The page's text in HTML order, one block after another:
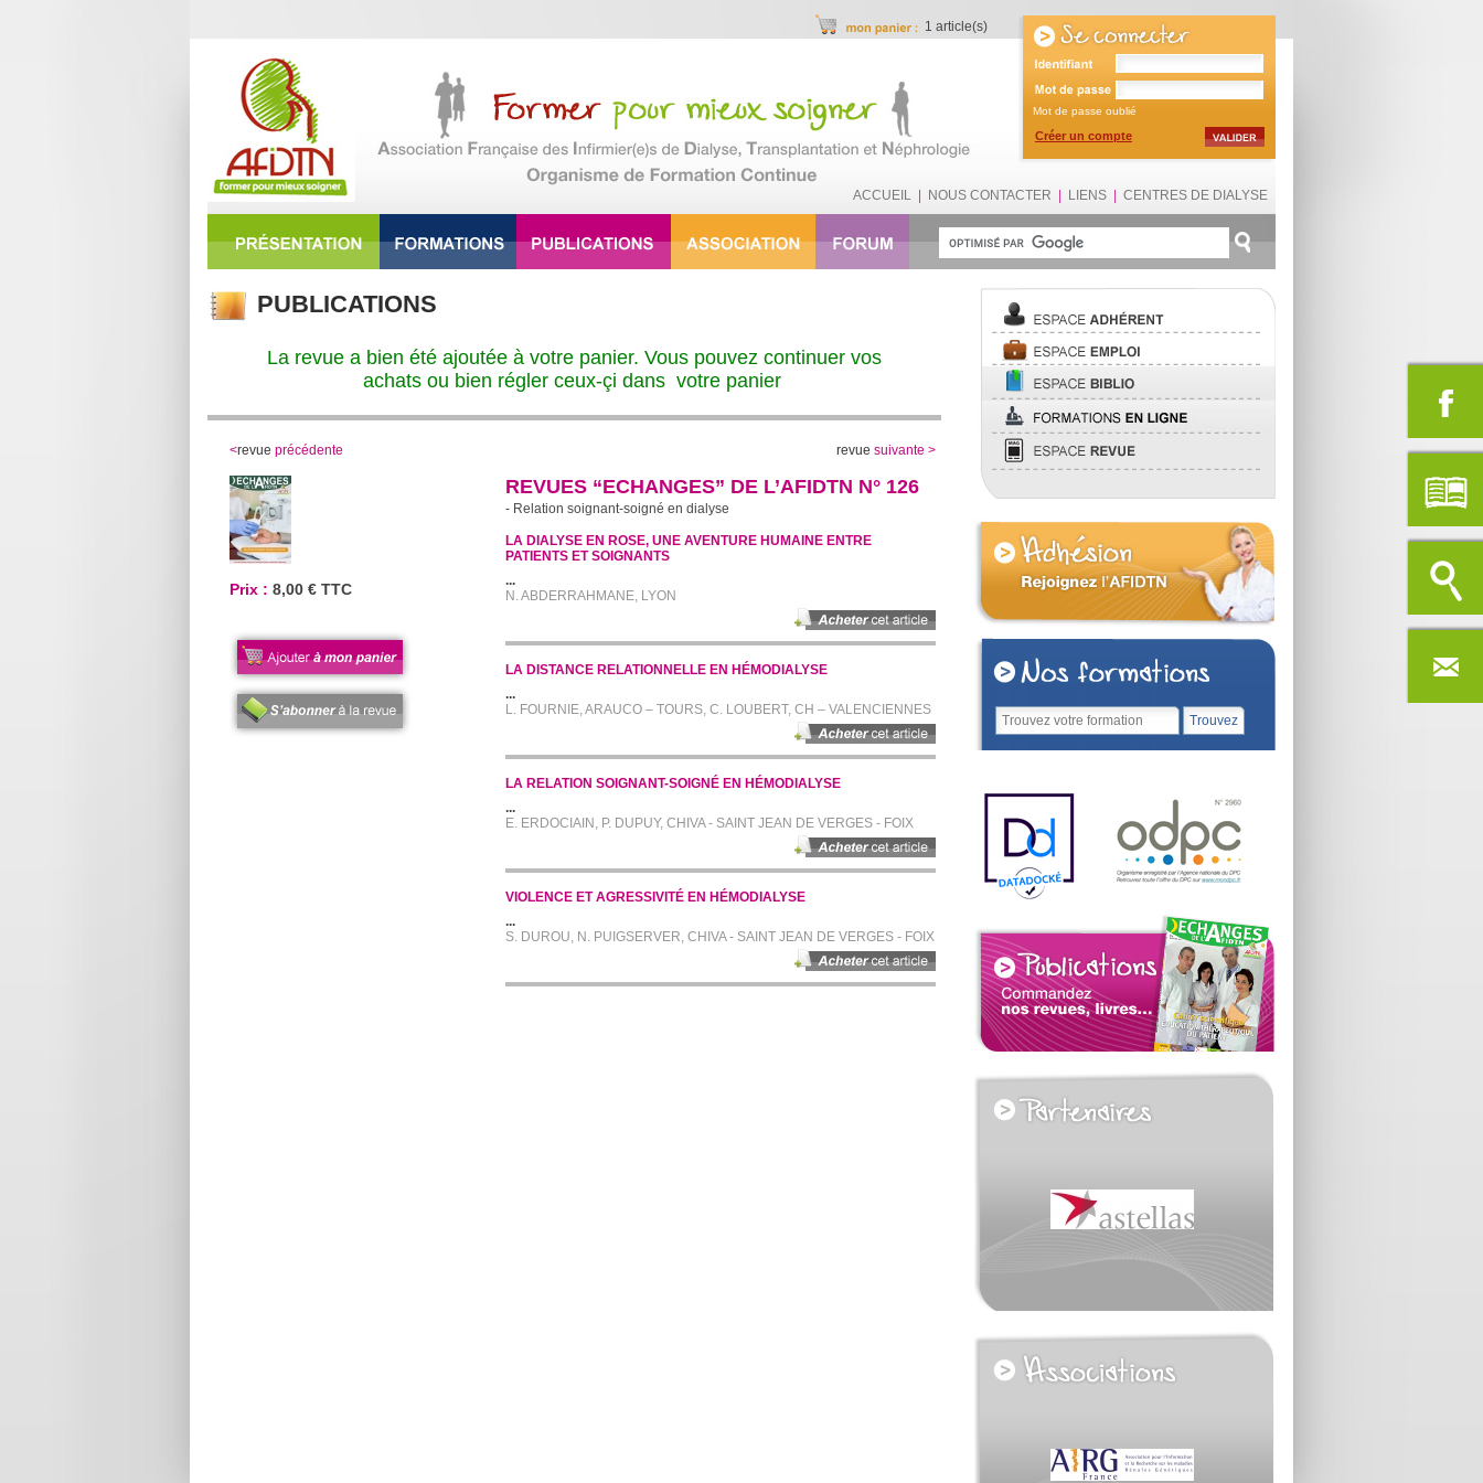
1 article(s)
Mot de passe oublié
Créer un compte
ACCUEIL NOUS CONTACTER LIENS CENTRES DE DIALYSE
PUBLICATIONS
La revue a bien été ajoutée à votre panier. Vous pouvez continuer vos
achats ou bien régler ceux-çi dans votre panier
<revue précédente revue suivante >
Prix : 8,00 € TTC
REVUES “ECHANGES” DE L’AFIDTN N° 126
- Relation soignant-soigné en dialyse
LA DIALYSE EN ROSE, UNE AVENTURE HUMAINE ENTRE
PATIENTS ET SOIGNANTS
...
N. ABDERRAHMANE, LYON
LA DISTANCE RELATIONNELLE EN HÉMODIALYSE
...
L. FOURNIE, ARAUCO – TOURS, C. LOUBERT, CH – VALENCIENNES
LA RELATION SOIGNANT-SOIGNÉ EN HÉMODIALYSE
...
E. ERDOCIAIN, P. DUPUY, CHIVA - SAINT JEAN DE VERGES - FOIX
VIOLENCE ET AGRESSIVITÉ EN HÉMODIALYSE
...
S. DUROU, N. PUIGSERVER, CHIVA - SAINT JEAN DE VERGES - FOIX